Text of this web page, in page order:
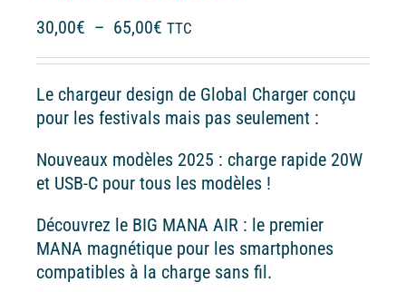
30,00€ – 65,00€ Plage
30,00€
à
TTC
Le chargeur design de Global Charger conçu
pour les festivals mais pas seulement :
Nouveaux modèles 2025 : charge rapide 20W
et USB-C pour tous les modèles !
Découvrez le BIG MANA AIR : le premier
MANA magnétique pour les smartphones
compatibles à la charge sans fil.